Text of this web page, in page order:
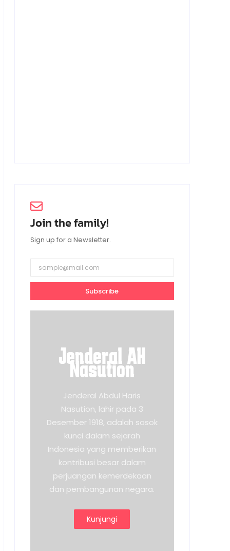
Join the family!
Sign up for a Newsletter.
Subscribe
Jenderal AH
Nasution
Jenderal Abdul Haris
Nasution, lahir pada 3
Desember 1918, adalah sosok
kunci dalam sejarah
Indonesia yang memberikan
kontribusi besar dalam
perjuangan kemerdekaan
dan pembangunan negara.
Kunjungi